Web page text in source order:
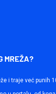
MREŽA?
i traje već punih